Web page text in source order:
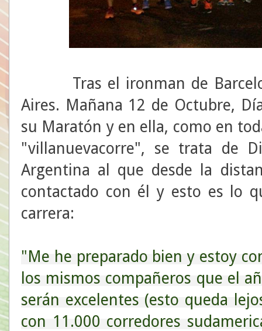
Tras el ironman de
Aires. Mañana 12 de Octubre,
su Maratón y en ella, como en
"villanuevacorre", se trata de
Argentina al que desde la
contactado con él y esto es lo
carrera:
"Me he preparado bien y estoy
los mismos compañeros que el
serán excelentes (esto queda
con 11.000 corredores